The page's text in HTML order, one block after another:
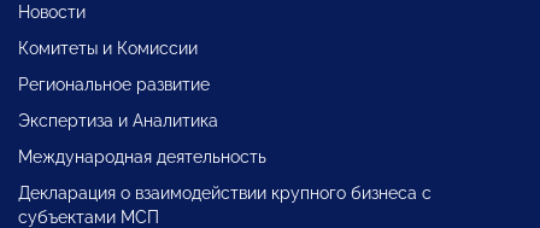
Новости
Комитеты и Комиссии
Региональное развитие
Экспертиза и Аналитика
Международная деятельность
Декларация о взаимодействии крупного бизнеса с
субъектами МСП